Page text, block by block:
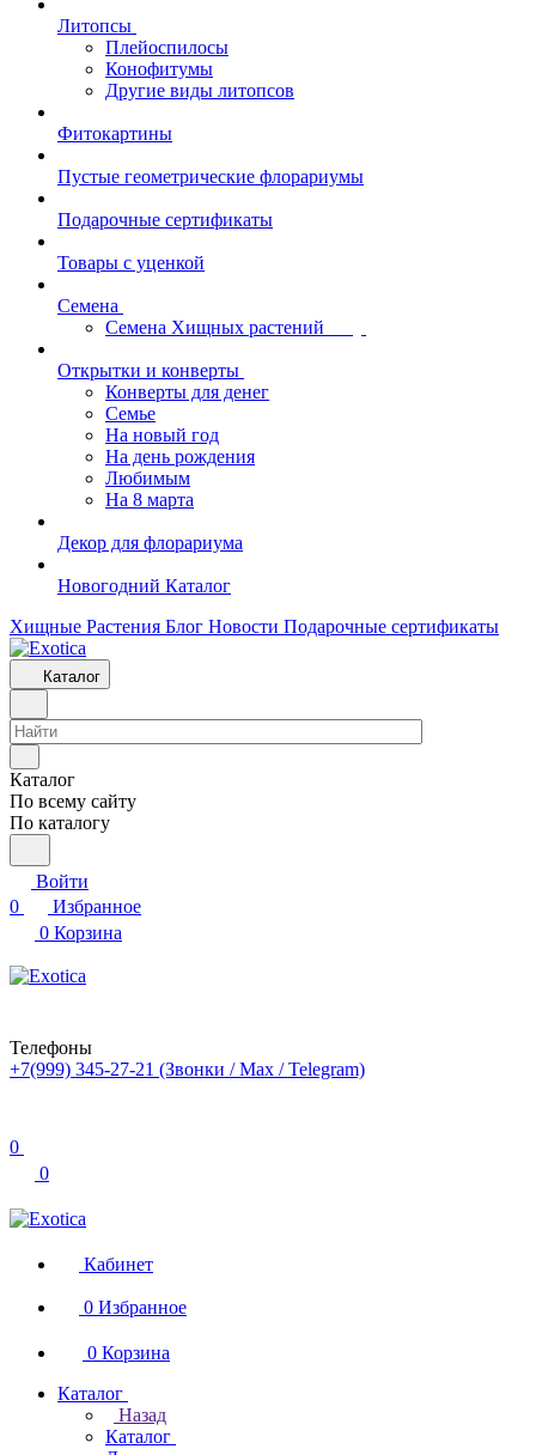
Литопсы
Плейоспилосы
Конофитумы
Другие виды литопсов
Фитокартины
Пустые геометрические флорариумы
Подарочные сертификаты
Товары с уценкой
Семена
Семена Хищных растений
Открытки и конверты
Конверты для денег
Семье
На новый год
На день рождения
Любимым
На 8 марта
Декор для флорариума
Новогодний Каталог
Хищные Растения Блог Новости Подарочные сертификаты
Каталог
Каталог
По всему сайту
По каталогу
Войти
0
Избранное
0 Корзина
Телефоны
+7(999) 345-27-21 (Звонки / Max / Telegram)
0
0
Кабинет
0 Избранное
0 Корзина
Каталог
Назад
Каталог